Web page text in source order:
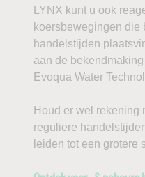
LYNX kunt u ook
koersbewegingen die
handelstijden
aan de
Evoqua Water
Houd er wel rekening
reguliere
leiden tot een grotere